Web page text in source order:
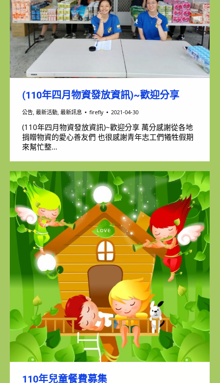
(110年四月物資發放資訊)~歡迎分享
公告, 最新活動, 最新訊息 firefly 2021-04-30
(110年四月物資發放資訊)~歡迎分享 萬分感謝從各地
捐贈物資的愛心善友們 也很感謝青年志工們犧牲假期
來幫忙整…
110年兒童餐費募集